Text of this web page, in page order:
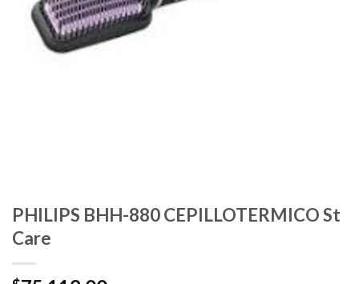
PHILIPS BHH-880 CEPILLOTERMICO St
Care